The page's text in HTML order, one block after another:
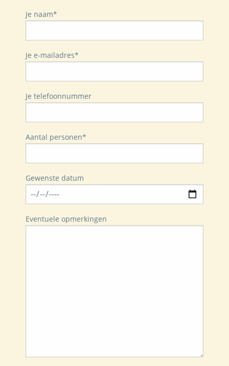
Je naam*
Je e-mailadres*
Je telefoonnummer
Aantal personen*
Gewenste datum
Eventuele opmerkingen